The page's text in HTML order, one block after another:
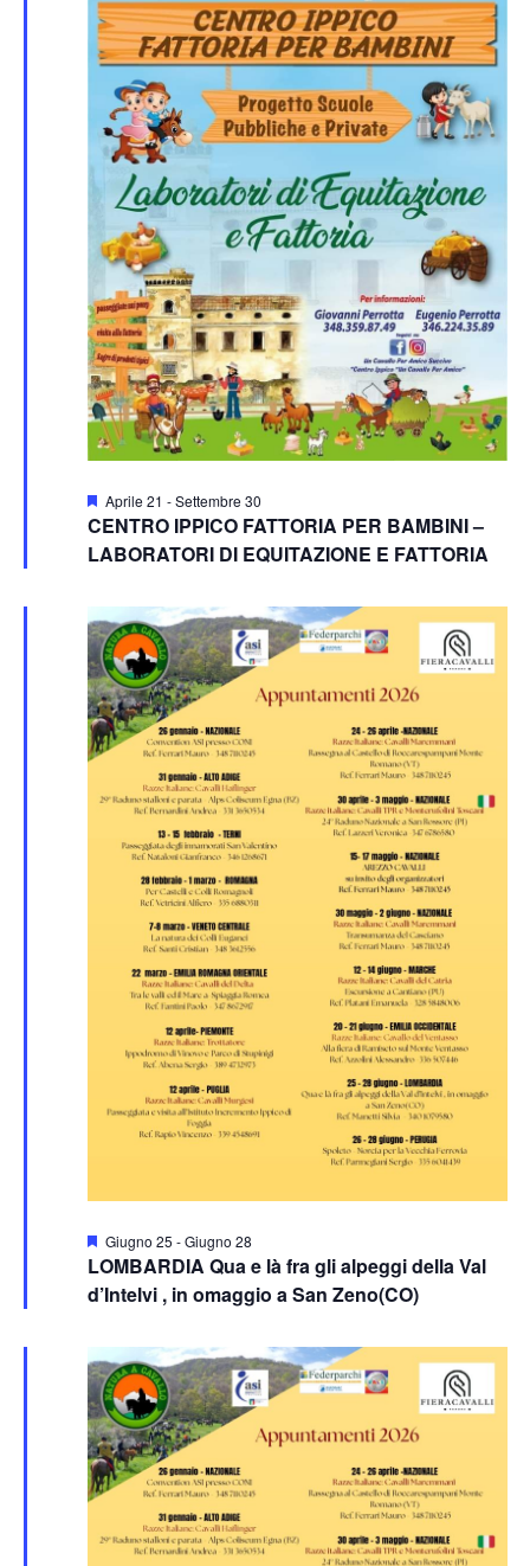
CENTRO IPPICO FATTORIA PER BAMBINI –
LABORATORI DI EQUITAZIONE E FATTORIA
Segnalati
Aprile 21 -Settembre 30
LOMBARDIA Qua e là fra gli alpeggi della Val
d’Intelvi , in omaggio a San Zeno(CO)
Segnalati
Giugno 25 -Giugno 28